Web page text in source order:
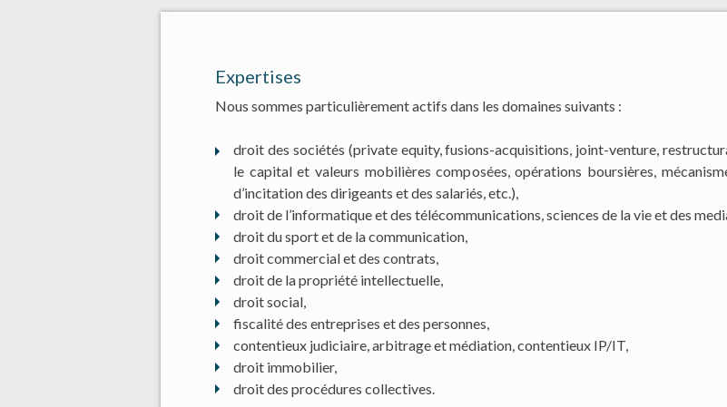
Expertises
Nous sommes particulièrement actifs dans les domaines suivants :
droit des sociétés (private equity, fusions-acquisitions, joint-venture,
le capital et valeurs mobilières composées, opérations boursières,
d’incitation des dirigeants et des salariés, etc.),
droit de l’informatique et des télécommunications, sciences de la vie et des
droit du sport et de la communication,
droit commercial et des contrats,
droit de la propriété intellectuelle,
droit social,
fiscalité des entreprises et des personnes,
contentieux judiciaire, arbitrage et médiation, contentieux IP/IT,
droit immobilier,
droit des procédures collectives.